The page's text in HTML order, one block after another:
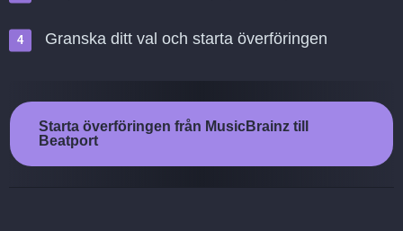
Granska ditt val och starta överföringen
Starta överföringen från MusicBrainz till
Beatport